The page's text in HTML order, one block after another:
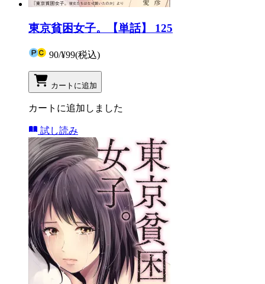
東京貧困女子。【単話】 125
90/¥99(税込)
カートに追加
カートに追加しました
試し読み